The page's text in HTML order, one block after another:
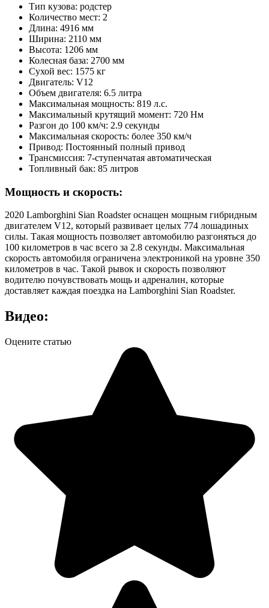
Тип кузова: родстер
Количество мест: 2
Длина: 4916 мм
Ширина: 2110 мм
Высота: 1206 мм
Колесная база: 2700 мм
Сухой вес: 1575 кг
Двигатель: V12
Объем двигателя: 6.5 литра
Максимальная мощность: 819 л.с.
Максимальный крутящий момент: 720 Нм
Разгон до 100 км/ч: 2.9 секунды
Максимальная скорость: более 350 км/ч
Привод: Постоянный полный привод
Трансмиссия: 7-ступенчатая автоматическая
Топливный бак: 85 литров
Мощность и скорость:
2020 Lamborghini Sian Roadster оснащен мощным гибридным
двигателем V12, который развивает целых 774 лошадиных
силы. Такая мощность позволяет автомобилю разгоняться до
100 километров в час всего за 2.8 секунды. Максимальная
скорость автомобиля ограничена электроникой на уровне 350
километров в час. Такой рывок и скорость позволяют
водителю почувствовать мощь и адреналин, которые
доставляет каждая поездка на Lamborghini Sian Roadster.
Видео:
Оцените статью